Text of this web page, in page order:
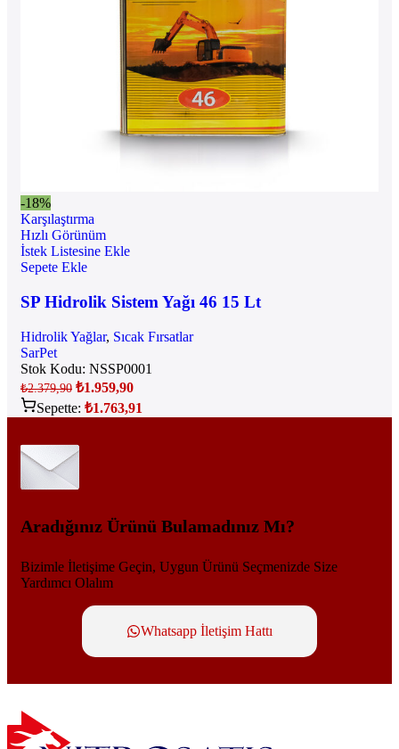
-18%
Karşılaştırma
Hızlı Görünüm
İstek Listesine Ekle
Sepete Ekle
SP Hidrolik Sistem Yağı 46 15 Lt
Hidrolik Yağlar, Sıcak Fırsatlar
SarPet
Stok Kodu: NSSP0001
₺2.379,90 ₺1.959,90
Sepette: ₺1.763,91
Aradığınız Ürünü Bulamadınız Mı?
Bizimle İletişime Geçin, Uygun Ürünü Seçmenizde Size
Yardımcı Olalım
Whatsapp İletişim Hattı